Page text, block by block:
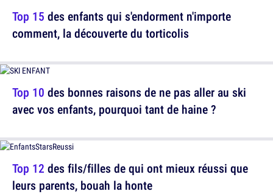
Top 10 des bonnes raisons de ne pas aller au ski
avec vos enfants, pourquoi tant de haine ?
Top 15 des enfants qui s'endorment n'importe
comment, la découverte du torticolis
Top 12 des fils/filles de qui ont mieux réussi que
leurs parents, bouah la honte